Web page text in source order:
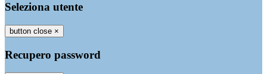
Seleziona utente
button close ×
Recupero password